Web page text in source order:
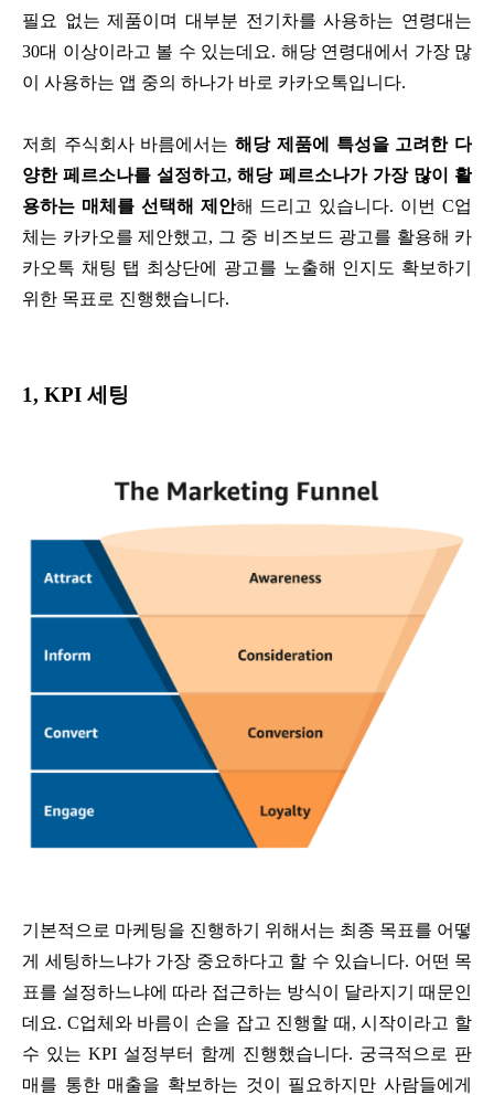
필요 없는 제품이며 대부분 전기차를 사용하는 연령대는
30대 이상이라고 볼 수 있는데요. 해당 연령대에서 가장 많
이 사용하는 앱 중의 하나가 바로 카카오톡입니다.
저희 주식회사 바름에서는해당 제품에 특성을 고려한 다
양한 페르소나를 설정하고, 해당 페르소나가 가장 많이 활
용하는 매체를 선택해 제안해 드리고 있습니다. 이번 C업
체는 카카오를 제안했고, 그 중 비즈보드 광고를 활용해 카
카오톡 채팅 탭 최상단에 광고를 노출해 인지도 확보하기
위한 목표로 진행했습니다.
1, KPI 세팅
기본적으로 마케팅을 진행하기 위해서는 최종 목표를 어떻
게 세팅하느냐가 가장 중요하다고 할 수 있습니다. 어떤 목
표를 설정하느냐에 따라 접근하는 방식이 달라지기 때문인
데요. C업체와 바름이 손을 잡고 진행할 때, 시작이라고 할
수 있는 KPI 설정부터 함께 진행했습니다. 궁극적으로 판
매를 통한 매출을 확보하는 것이 필요하지만 사람들에게